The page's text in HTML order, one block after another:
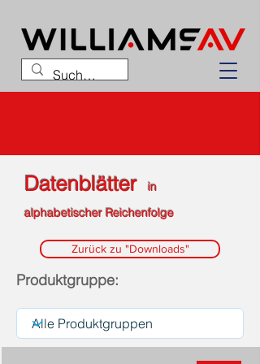
Datenblätter
in
alphabetischer Reichenfolge
Zurück zu "Downloads"
Produktgruppe: